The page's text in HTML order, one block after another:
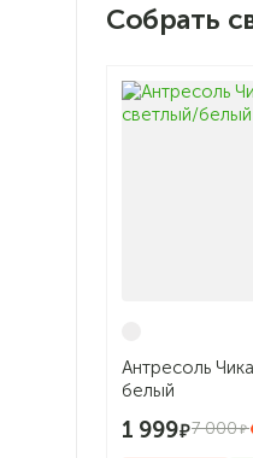
Собрать
Антресоль
белый
1 999 7 000